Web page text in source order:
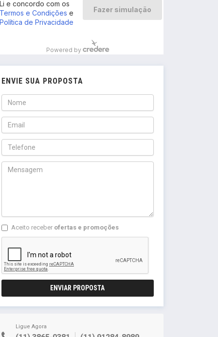
ENVIE SUA PROPOSTA
Aceito receber ofertas e promoções
ENVIAR PROPOSTA
Ligue Agora